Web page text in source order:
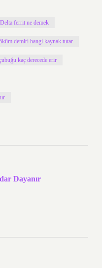
Delta ferrit ne demek
demiri hangi kaynak tutar
kaç derecede erir
Dayanır